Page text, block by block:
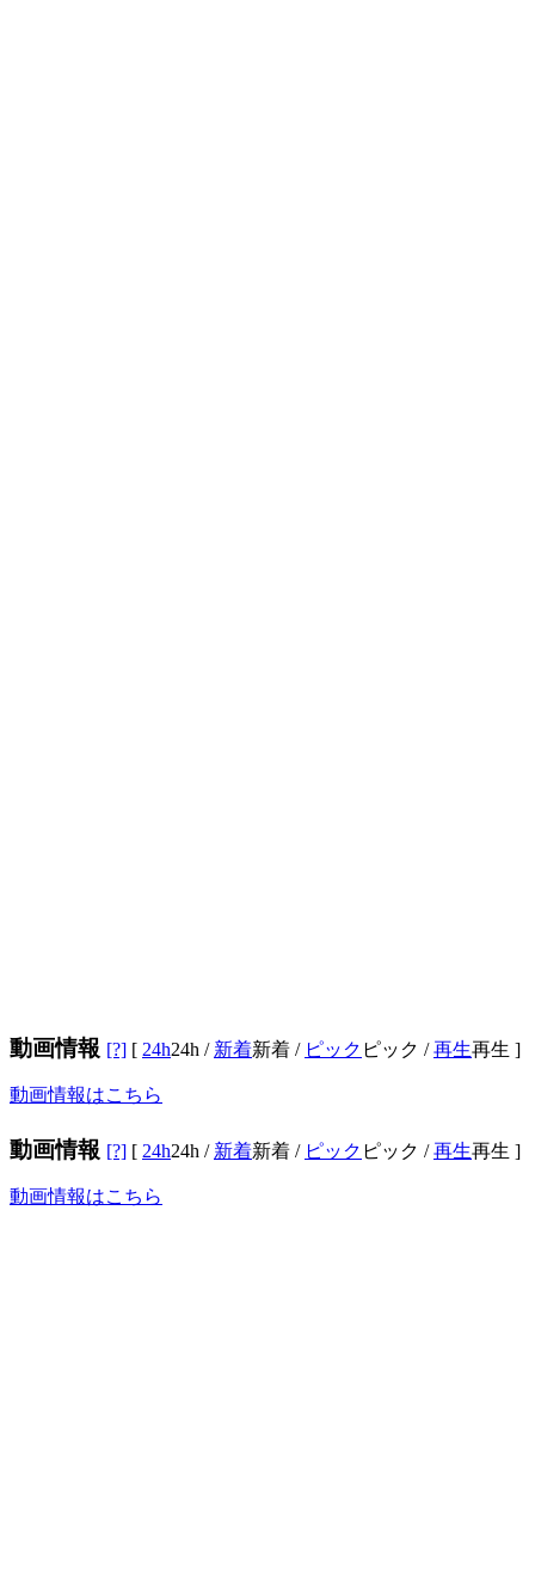
動画情報 [?] [ 24h24h / 新着新着 / ピック ピック /再生再生 ]
動画情報はこちら
動画情報 [?] [ 24h24h / 新着新着 / ピック ピック /再生再生 ]
動画情報はこちら